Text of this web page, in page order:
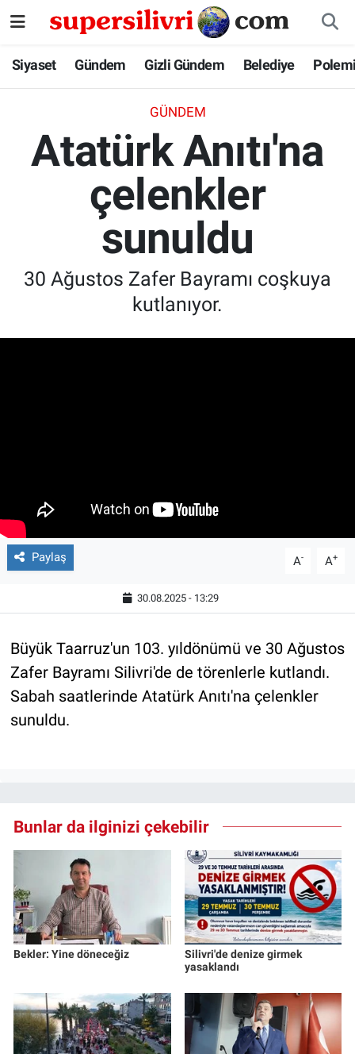
Siyaset Gündem Gizli Gündem Belediye
GÜNDEM
Atatürk Anıtı'na
çelenkler
sunuldu
30 Ağustos Zafer Bayramı coşkuya
kutlanıyor.
Paylaş A- A+
30.08.2025 - 13:29
Büyük Taarruz'un 103. yıldönümü ve 30 Ağustos
Zafer Bayramı Silivri'de de törenlerle kutlandı.
Sabah saatlerinde Atatürk Anıtı'na çelenkler
sunuldu.
Bunlar da ilginizi çekebilir
Bekler: Yine döneceğiz
Silivri'de denize girmek
yasaklandı
Siyaset
Gizli Gündem
Belediye
İstanbul Nöbetçi Eczaneler
İstanbul Hava Durumu
İstanbul Namaz Vakitleri
İstanbul Trafik Yoğunluk Haritası
Süper Lig Puan Durumu ve Fikstür
Son Dakika Haberleri